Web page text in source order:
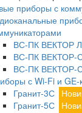
приборы с
ВС-ПК ВЕКТОР
ВС-ПК ВЕКТОР-
ВС-ПК ВЕКТОР-
с Wi-Fi и
Гранит-3С
Гранит-5С